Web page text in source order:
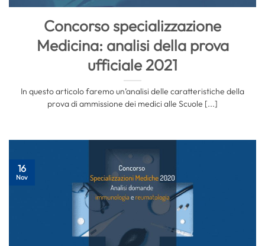
Concorso specializzazione
Medicina: analisi della prova
ufficiale 2021
In questo articolo faremo un’analisi delle caratteristiche della
prova di ammissione dei medici alle Scuole [...]
16
Nov